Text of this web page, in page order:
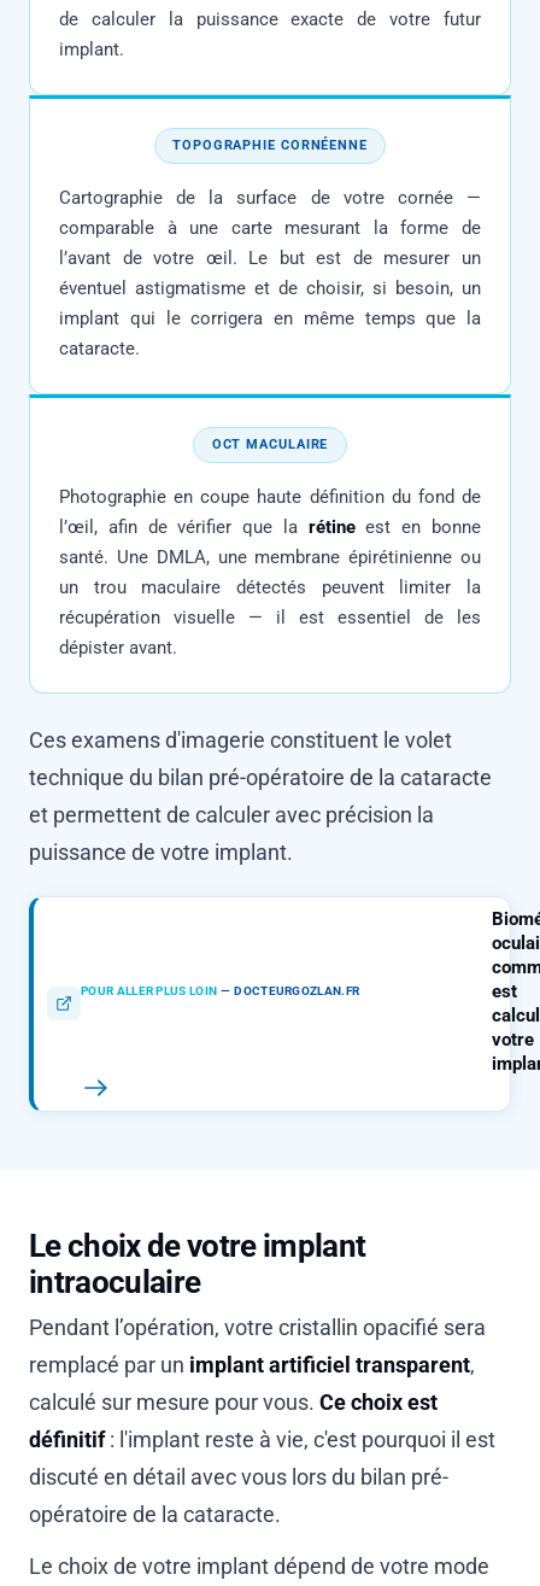
de calculer la puissance exacte de votre futur
implant.
TOPOGRAPHIE CORNÉENNE
Cartographie de la surface de votre cornée —
comparable à une carte mesurant la forme de
l’avant de votre œil. Le but est de mesurer un
éventuel astigmatisme et de choisir, si besoin, un
implant qui le corrigera en même temps que la
cataracte.
OCT MACULAIRE
Photographie en coupe haute définition du fond de
l’œil, afin de vérifier que la rétineest en bonne
santé. Une DMLA, une membrane épirétinienne ou
un trou maculaire détectés peuvent limiter la
récupération visuelle — il est essentiel de les
dépister avant.
Ces examens d'imagerie constituent le volet
technique du bilan pré-opératoire de la cataracte
et permettent de calculer avec précision la
puissance de votre implant.
POUR ALLER PLUS LOIN — DOCTEURGOZLAN.FR
est
votre
Le choix de votre implant
intraoculaire
Pendant l’opération, votre cristallin opacifié sera
remplacé par un implant artificiel transparent,
calculé sur mesure pour vous. Ce choix est
définitif: l'implant reste à vie, c'est pourquoi il est
discuté en détail avec vous lors du bilan pré-
opératoire de la cataracte.
Le choix de votre implant dépend de votre mode